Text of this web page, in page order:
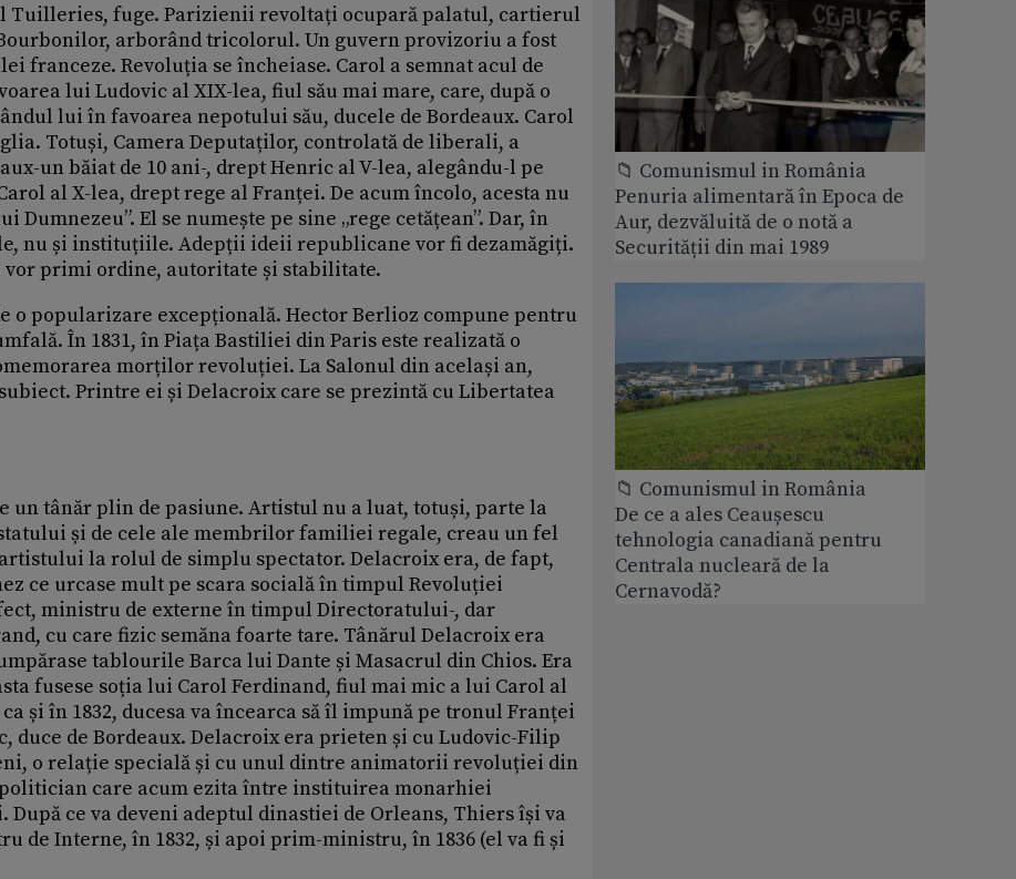
Tuilleries, fuge. Parizienii revoltați ocupară palatul, cartierul
arborând tricolorul. Un guvern provizoriu a fost
franceze. Revoluția se încheiase. Carol a semnat acul de
lui Ludovic al XIX-lea, fiul său mai mare, care, după o
lui în favoarea nepotului său, ducele de Bordeaux. Carol
Totuși, Camera Deputaților, controlată de liberali, a
un băiat de 10 ani-, drept Henric al V-lea, alegându-l pe
al X-lea, drept rege al Franței. De acum încolo, acesta nu
El se numește pe sine „rege cetățean”. Dar, în
nu și instituțiile. Adepții ideii republicane vor fi dezamăgiți.
primi ordine, autoritate și stabilitate.
o popularizare excepțională. Hector Berlioz compune pentru
În 1831, în Piața Bastiliei din Paris este realizată o
morților revoluției. La Salonul din același an,
Printre ei și Delacroix care se prezintă cu Libertatea
un tânăr plin de pasiune. Artistul nu a luat, totuși, parte la
și de cele ale membrilor familiei regale, creau un fel
la rolul de simplu spectator. Delacroix era, de fapt,
ce urcase mult pe scara socială în timpul Revoluției
ministru de externe în timpul Directoratului-, dar
cu care fizic semăna foarte tare. Tânărul Delacroix era
tablourile Barca lui Dante și Masacrul din Chios. Era
fusese soția lui Carol Ferdinand, fiul mai mic a lui Carol al
și în 1832, ducesa va încearca să îl impună pe tronul Franței
duce de Bordeaux. Delacroix era prieten și cu Ludovic-Filip
o relație specială și cu unul dintre animatorii revoluției din
care acum ezita între instituirea monarhiei
ce va deveni adeptul dinastiei de Orleans, Thiers își va
Interne, în 1832, și apoi prim-ministru, în 1836 (el va fi și
📁 Comunismul in România
Penuria alimentară în Epoca de
Aur, dezvăluită de o notă a
Securității din mai 1989
📁 Comunismul in România
De ce a ales Ceaușescu
tehnologia canadiană pentru
Centrala nucleară de la
Cernavodă?